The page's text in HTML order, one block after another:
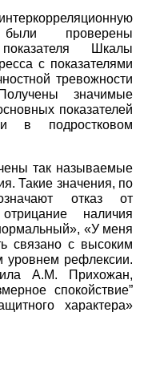
были проверены
Шкалы
с показателями
тревожности
значимые
показателей
в подростковом
так называемые
Такие значения, по
отказ от
наличия
«У меня
связано с высоким
уровнем рефлексии.
А.М. Прихожан,
спокойствие”
характера»